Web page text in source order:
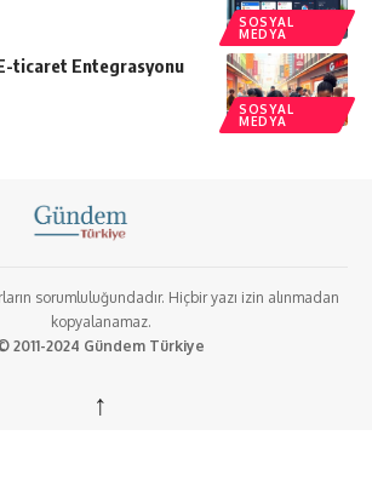
SOSYAL
MEDYA
SOSYAL
MEDYA
ticaret Entegrasyonu
sorumluluğundadır. Hiçbir yazı izin alınmadan
kopyalanamaz.
2011-2024 Gündem Türkiye
↑